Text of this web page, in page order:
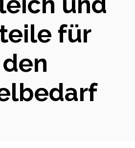
für
den